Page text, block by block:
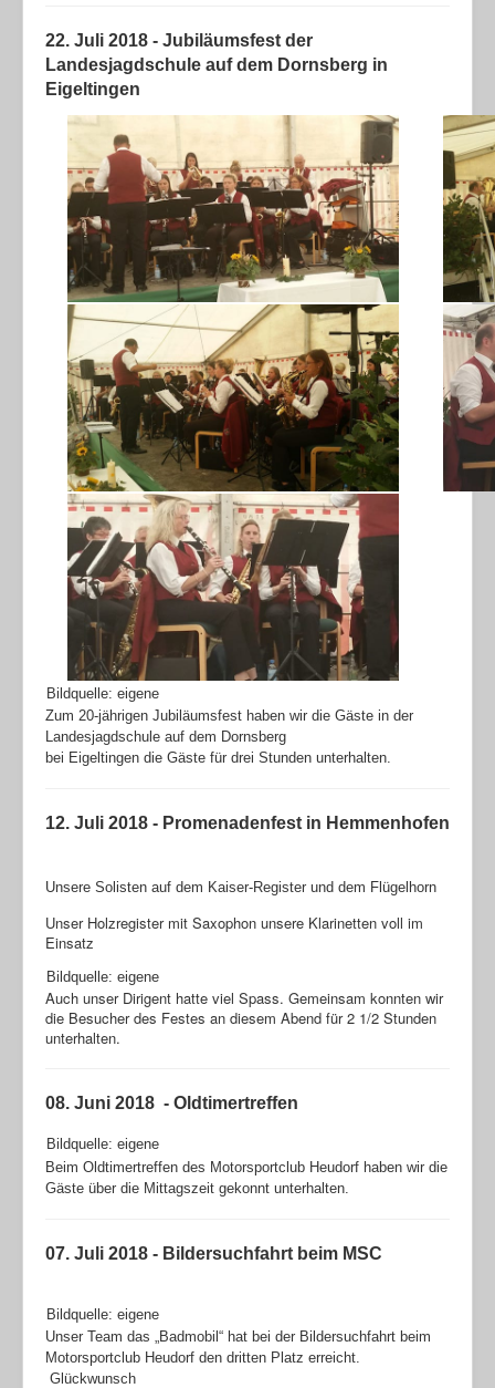
22. Juli 2018 - Jubiläumsfest der
Landesjagdschule auf dem Dornsberg in
Eigeltingen
Bildquelle: eigene
Zum 20-jährigen Jubiläumsfest haben wir die Gäste in der
Landesjagdschule auf dem Dornsberg
bei Eigeltingen die Gäste für drei Stunden unterhalten.
12. Juli 2018 - Promenadenfest in Hemmenhofen
Unsere Solisten auf dem Kaiser-Register und dem Flügelhorn
Unser Holzregister mit Saxophon unsere Klarinetten voll im
Einsatz
Bildquelle: eigene
Auch unser Dirigent hatte viel Spass. Gemeinsam konnten wir
die Besucher des Festes an diesem Abend für 2 1/2 Stunden
unterhalten.
08. Juni 2018 - Oldtimertreffen
Bildquelle: eigene
Beim Oldtimertreffen des Motorsportclub Heudorf haben wir die
Gäste über die Mittagszeit gekonnt unterhalten.
07. Juli 2018 - Bildersuchfahrt beim MSC
Bildquelle: eigene
Unser Team das „Badmobil“ hat bei der Bildersuchfahrt beim
Motorsportclub Heudorf den dritten Platz erreicht.
Glückwunsch